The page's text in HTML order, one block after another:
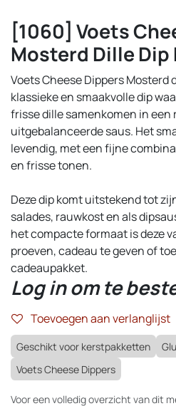
[1060] Voets
Mosterd Dille Dip
Voets Cheese Dippers Mosterd
klassieke en smaakvolle dip
frisse dille samenkomen in
uitgebalanceerde saus. Het
levendig, met een fijne
en frisse tonen.
Deze dip komt uitstekend tot
salades, rauwkost en als
het compacte formaat is deze
proeven, cadeau te geven of
cadeaupakket.
Log in om te
Toevoegen aan verlanglijst
Geschikt voor kerstpakketten
Voets Cheese Dippers
Voor een volledig overzicht van dit